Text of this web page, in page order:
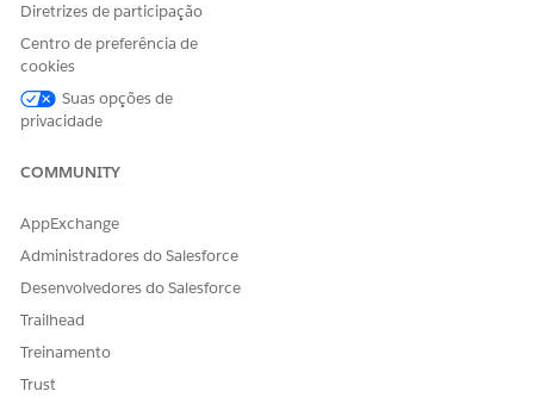
o ID da cotação.
Diretrizes de participação
Centro de preferência de
cookies
Suas opções de
privacidade
COMMUNITY
AppExchange
Administradores do Salesforce
Desenvolvedores do Salesforce
Trailhead
Treinamento
Trust